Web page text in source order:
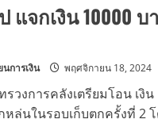
ดิจิทัล
10000
แบบ
อัปเดต
ล่าสุด
แจกเงิน 10000
นการเงิน พฤศจิกายน 18, 2024
รวงการคลังเตรียมโอน เงิ
หล่นในรอบเก็บตกครั้งที่ 2